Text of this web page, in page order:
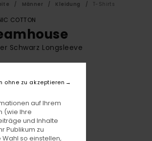
Männer Kleidung T-Shirts
COTTON
Schwarz Longsleeve
63%
RABATT EXTRA 25 %
auf Ihrem
(wie Ihre
und Inhalte
Publikum zu
so einstellen,
ohne zu akzeptieren